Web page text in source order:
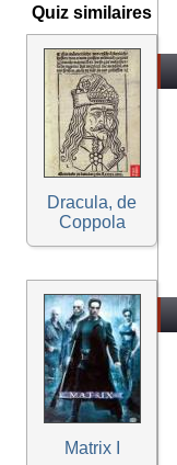
Quiz similaires
Dracula, de
Coppola
Matrix I